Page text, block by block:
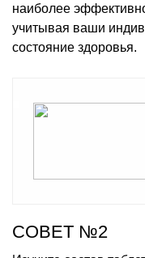
наиболее
учитывая ваши
состояние здоровья.
СОВЕТ №2